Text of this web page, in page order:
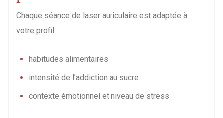
Chaque séance de laser auriculaire est adaptée à
votre profil :
habitudes alimentaires
intensité de l’addiction au sucre
contexte émotionnel et niveau de stress